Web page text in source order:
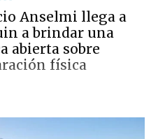
Anselmi llega a
a brindar una
abierta sobre
física